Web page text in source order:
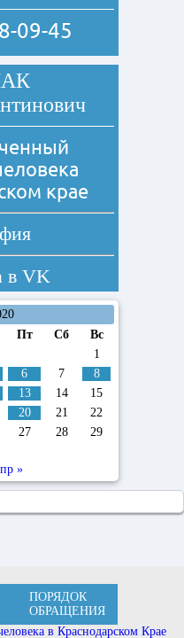
09-45
крае
в VK
Пт Сб
Вс
1
6 7
8
13 14
15
20 21
22
27 28
29
»
ПОРЯДОК
ОБРАЩЕНИЯ